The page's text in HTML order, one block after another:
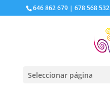
646 862 679 | 678 568 532
Seleccionar página